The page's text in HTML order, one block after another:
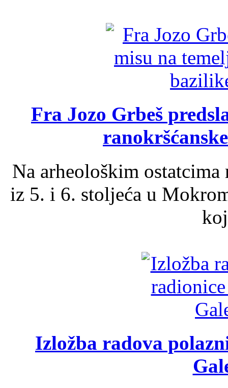
Fra Jozo Grbeš
Na arheološkim
iz 5. i 6. stoljeća u
Izložba radova